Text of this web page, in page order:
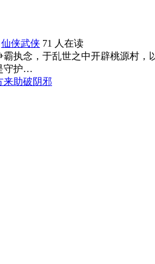
仙侠武侠 71 人在读
执念，于乱世之中开辟桃源村
守护…
来助破阴邪